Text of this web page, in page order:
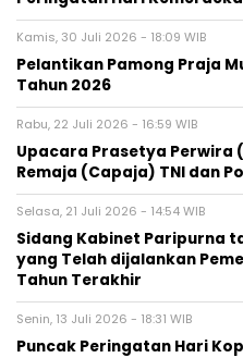
Kamis, 30 Juli 2026 - 18:09 WIB
Pelantikan Pamong Praja
Tahun 2026
Rabu, 22 Juli 2026 - 16:59 WIB
Upacara Prasetya Perwira
Remaja (Capaja) TNI dan
Selasa, 21 Juli 2026 - 14:54 WIB
Sidang Kabinet Paripurna
yang Telah dijalankan
Tahun Terakhir
Senin, 13 Juli 2026 - 18:31 WIB
Puncak Peringatan Hari